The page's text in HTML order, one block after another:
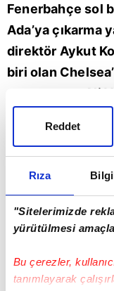
Rıza
"Sitelerimizde
yürütülmesi
Bu çerezler,
tanımlayarak
Reddet
Fenerbahçe sol
Ada’ya çıkarma
direktör Aykut
biri olan
operasyonu Ali
yönetecek.
giderek hem
menajeriyle bir
Fenerbahçe